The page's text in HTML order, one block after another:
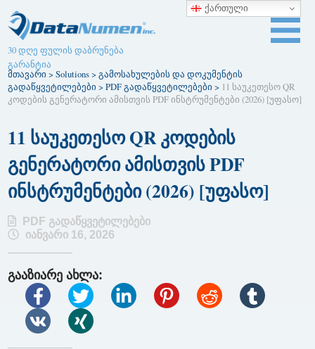
30 დღე ფულის დაბრუნება
გარანტია
მთავარი >Solutions>გამოსახულების და დოკუმენტის
გადაწყვეტილებები >PDF გადაწყვეტილებები > 11 საუკეთესო QR
კოდების გენერატორი ამისთვის PDF ინსტრუმენტები (2026) [უფასო]
11 საუკეთესო QR კოდების
გენერატორი ამისთვის PDF
ინსტრუმენტები (2026) [უფასო]
PDF გადაწყვეტილებები
იანვარი 16, 2026
გააზიარე ახლა:
ქართული